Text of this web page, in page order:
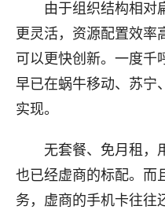
由于组织结构相对扁
更灵活，资源配置效率
可以更快创新。一度千
早已在蜗牛移动、苏宁
实现。
无套餐、免月租，用
也已经虚商的标配。而
务，虚商的手机卡往往